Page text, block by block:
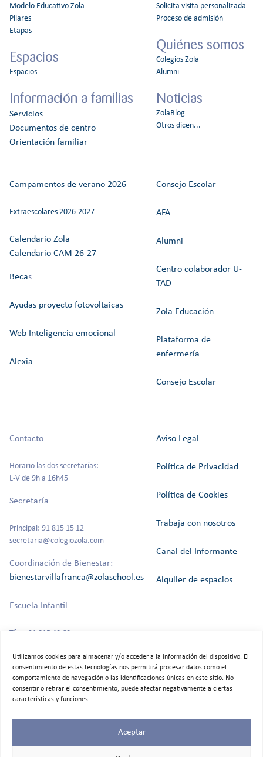
Utilizamos cookies para almacenar y/o acceder a la información del dispositivo. El
consentimiento de estas tecnologías nos permitirá procesar datos como el
comportamiento de navegación o las identificaciones únicas en este sitio. No
consentir o retirar el consentimiento, puede afectar negativamente a ciertas
características y funciones.
Aceptar
Modelo Educativo Zola
Pilares
Etapas
Espacios
Espacios
Información a familias
Servicios
Documentos de centro
Orientación familiar
Solicita visita personalizada
Proceso de admisión
Quiénes somos
Colegios Zola
Alumni
Noticias
ZolaBlog
Otros dicen...
Campamentos de verano 2026
Extraescolares 2026-2027
Calendario Zola
Calendario CAM 26-27
Becas
Ayudas proyecto fotovoltaicas
Web Inteligencia emocional
Alexia
Consejo Escolar
AFA
Alumni
Centro colaborador U-
TAD
Zola Educación
Plataforma de
enfermería
Consejo Escolar
Contacto
Horario las dos secretarías:
L-V de 9h a 16h45
Secretaría
Principal: 91 815 15 12
secretaria@colegiozola.com
Coordinación de Bienestar:
bienestarvillafranca@zolaschool.es
Escuela Infantil
Tfno: 91 815 40 60
Aviso Legal
Política de Privacidad
Política de Cookies
Trabaja con nosotros
Canal del Informante
Alquiler de espacios
©2025 Colegio Bilingüe Zola Villafranca.
Todos los derechos reservados